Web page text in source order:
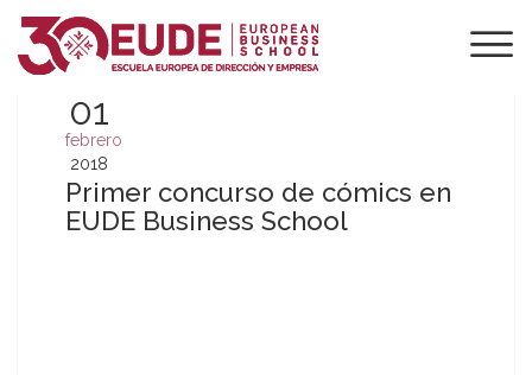
01
febrero
2018
Primer concurso de cómics en
EUDE Business School